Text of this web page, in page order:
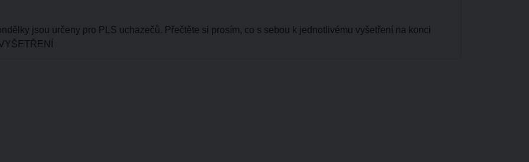
jsou určeny pro PLS uchazečů. Přečtěte si prosím, co s sebou k jednotlivému vyšetření na konci